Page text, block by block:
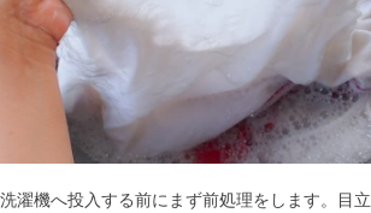
洗濯機へ投入する前にまず前処理をします。目